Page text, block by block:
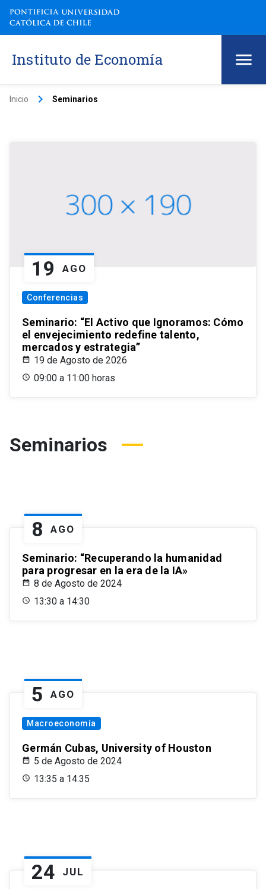
Instituto de Economía
Inicio keyboard_arrow_right Seminarios
19 AGO
Conferencias
Seminario: “El Activo que Ignoramos: Cómo
el envejecimiento redefine talento,
mercados y estrategia”
19 de Agosto de 2026
09:00 a 11:00 horas
Seminarios
8 AGO
Seminario: “Recuperando la humanidad
para progresar en la era de la IA»
8 de Agosto de 2024
13:30 a 14:30
5 AGO
Macroeconomía
Germán Cubas, University of Houston
5 de Agosto de 2024
13:35 a 14:35
24 JUL